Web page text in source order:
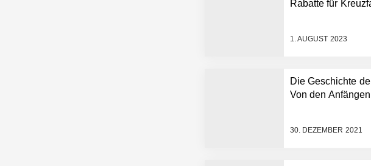
Rabatte für
1. AUGUST 2023
Die Geschichte
Von den
30. DEZEMBER 2021